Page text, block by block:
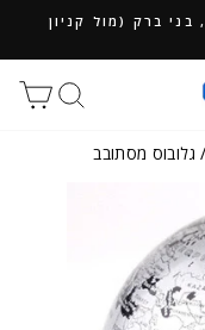
בואו לבקר בחנותינו: ששת הימים 14, בני ברק (מול קניון
חיפוש
/גלובוס מסתובב